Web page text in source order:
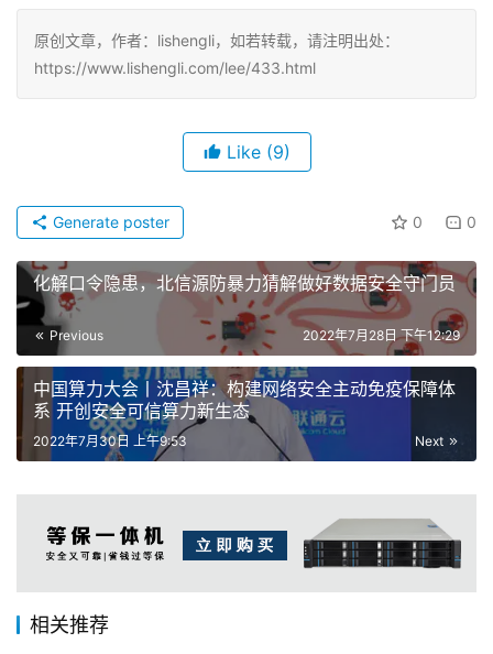
原创文章，作者：lishengli，如若转载，请注明出处：
https://www.lishengli.com/lee/433.html
Like (9)
0 0
Generate poster
化解口令隐患，北信源防暴力猜解做好数据安全守门员
Previous 2022年7月28日 下午12:29
中国算力大会丨沈昌祥：构建网络安全主动免疫保障体
系 开创安全可信算力新生态
Next
2022年7月30日 上午9:53
相关推荐